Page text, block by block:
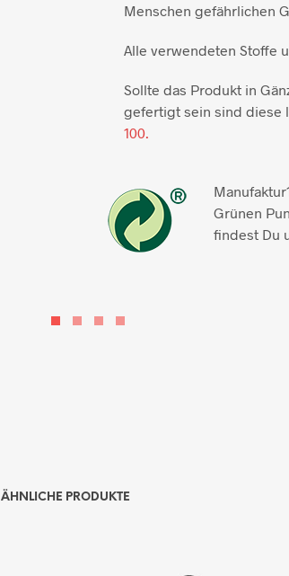
Menschen gefährlichen
Alle verwendeten Stoffe
Sollte das Produkt in
gefertigt sein sind diese
100.
Grünen
findest Du
ÄHNLICHE PRODUKTE